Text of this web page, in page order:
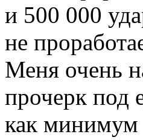
и 500 000
не
Меня очень
прочерк под
как минимум